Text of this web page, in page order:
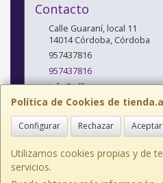
Política de Cookies de
Configurar Rechazar
Utilizamos cookies propias y de
servicios.
Contacto
Calle Guaraní, local 11
14014 Córdoba, Córdoba
957437816
957437816
info@affinatupc.com
Horario
10:00 a 13:30 y 17:00 a 20:30h